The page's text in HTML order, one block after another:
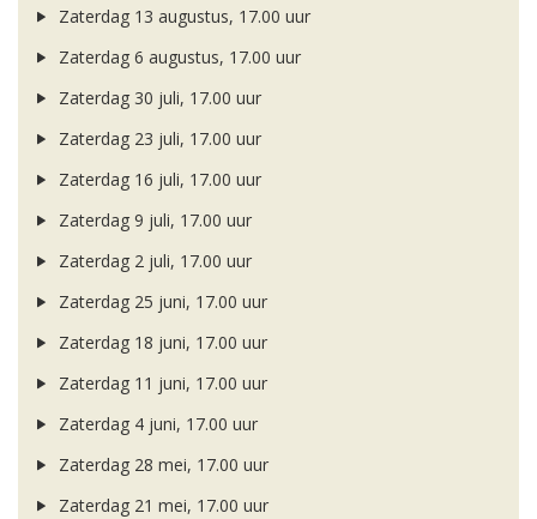
Zaterdag 13 augustus, 17.00 uur
Zaterdag 6 augustus, 17.00 uur
Zaterdag 30 juli, 17.00 uur
Zaterdag 23 juli, 17.00 uur
Zaterdag 16 juli, 17.00 uur
Zaterdag 9 juli, 17.00 uur
Zaterdag 2 juli, 17.00 uur
Zaterdag 25 juni, 17.00 uur
Zaterdag 18 juni, 17.00 uur
Zaterdag 11 juni, 17.00 uur
Zaterdag 4 juni, 17.00 uur
Zaterdag 28 mei, 17.00 uur
Zaterdag 21 mei, 17.00 uur